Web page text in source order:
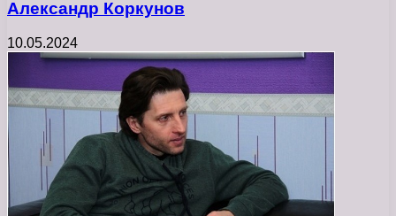
Александр Коркунов
10.05.2024